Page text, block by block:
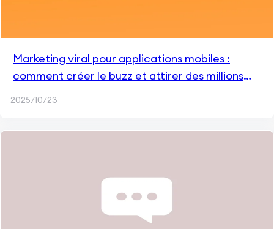
Marketing viral pour applications mobiles :
comment créer le buzz et attirer des millions
2025/10/23